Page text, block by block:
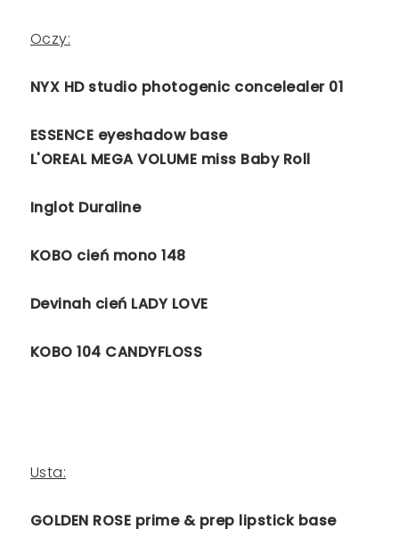
Oczy:
NYX HD studio photogenic concelealer 01
ESSENCE eyeshadow base
L'OREAL MEGA VOLUME miss Baby Roll
Inglot Duraline
KOBO cień mono 148
Devinah cień LADY LOVE
KOBO 104 CANDYFLOSS
Usta:
GOLDEN ROSE prime & prep lipstick base